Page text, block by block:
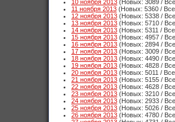
10 ноября 2013 (Новых: 3089 /
11 ноября 2013 (Новых: 5360 /
12 ноября 2013 (Новых: 5338 /
13 ноября 2013 (Новых: 5710 /
14 ноября 2013 (Новых: 5311 /
15 ноября 2013 (Новых: 4957 /
16 ноября 2013 (Новых: 2894 /
17 ноября 2013 (Новых: 3009 /
18 ноября 2013 (Новых: 4490 /
19 ноября 2013 (Новых: 4828 /
20 ноября 2013 (Новых: 5011 /
21 ноября 2013 (Новых: 5155 /
22 ноября 2013 (Новых: 4628 /
23 ноября 2013 (Новых: 3210 /
24 ноября 2013 (Новых: 2933 /
25 ноября 2013 (Новых: 5026 /
26 ноября 2013 (Новых: 4780 /